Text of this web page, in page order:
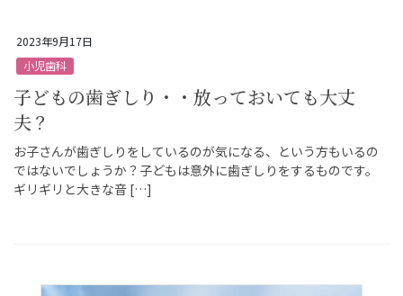
2023年9月17日
小児歯科
子どもの歯ぎしり・・放っておいても大丈
夫？
お子さんが歯ぎしりをしているのが気になる、という方もいるの
ではないでしょうか？子どもは意外に歯ぎしりをするものです。
ギリギリと大きな音 […]